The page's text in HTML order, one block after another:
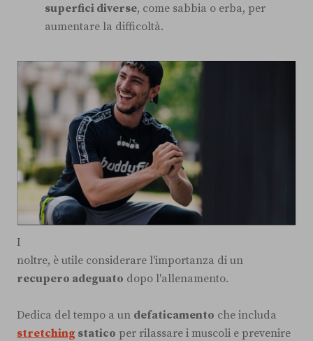
superfici diverse, come sabbia o erba, per
aumentare la difficoltà.
I
noltre, è utile considerare l'importanza di un
recupero adeguato dopo l'allenamento.
Dedica del tempo a un defaticamento che includa
stretching statico per rilassare i muscoli e prevenire